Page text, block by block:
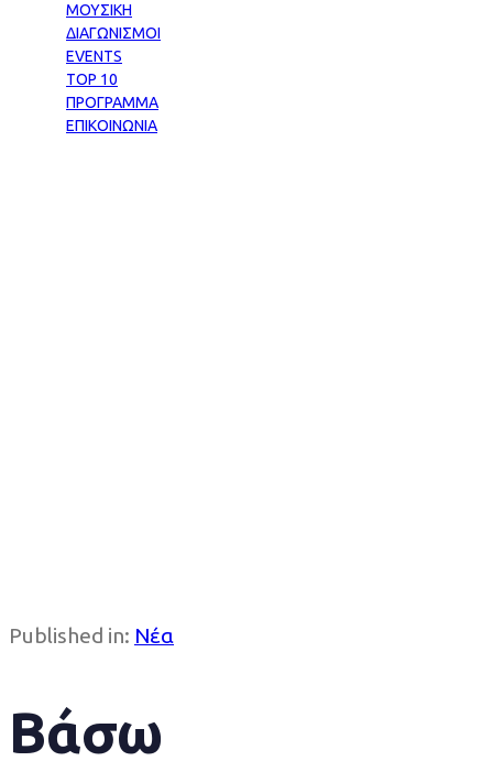
ΜΟΥΣΙΚΗ
ΔΙΑΓΩΝΙΣΜΟΙ
EVENTS
TOP 10
ΠΡΟΓΡΑΜΜΑ
ΕΠΙΚΟΙΝΩΝΙΑ
Published in: Νέα
Βάσω